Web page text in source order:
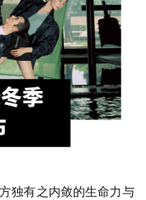
独有之内敛的生命力与